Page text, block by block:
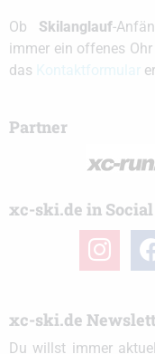
Ob Skilanglauf-
immer ein offenes
das
Partner
xc-ski.de in
instagram
xc-ski.de
Du willst immer